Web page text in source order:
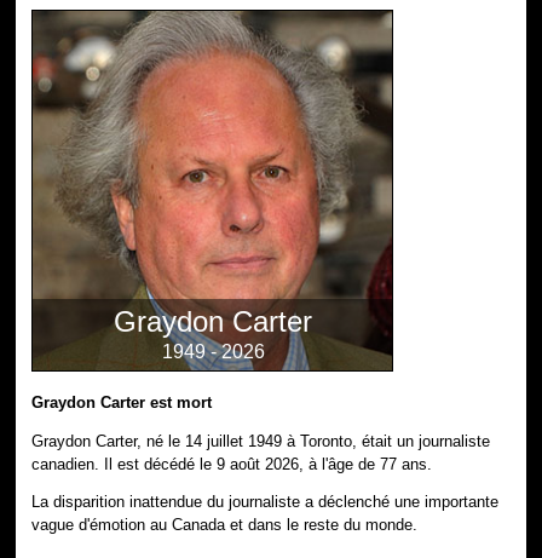
Graydon Carter
1949 - 2026
Graydon Carter est mort
Graydon Carter, né le 14 juillet 1949 à Toronto, était un journaliste
canadien. Il est décédé le 9 août 2026, à l'âge de 77 ans.
La disparition inattendue du journaliste a déclenché une importante
vague d'émotion au Canada et dans le reste du monde.